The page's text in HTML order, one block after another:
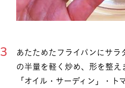
あたためたフライパンにサラ
の半量を軽く炒め、形を整え
「オイル・サーディン」・